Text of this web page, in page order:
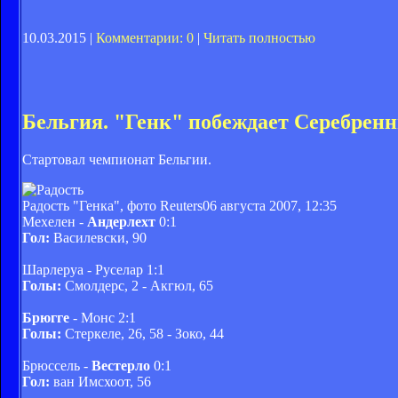
10.03.2015 | Комментарии: 0 | Читать полностью
Бельгия. "Генк" побеждает
Стартовал чемпионат Бельгии.
Радость "Генка", фото Reuters06 августа 2007, 12:35
Мехелен - Андерлехт 0:1
Гол: Василевски, 90
Шарлеруа - Руселар 1:1
Голы: Смолдерс, 2 - Акгюл, 65
Брюгге - Монс 2:1
Голы: Стеркеле, 26, 58 - Зоко, 44
Брюссель - Вестерло 0:1
Гол: ван Имсхоот, 56